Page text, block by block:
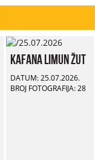
Kafana Limun Žut
DATUM: 25.07.2026.
BROJ FOTOGRAFIJA: 28